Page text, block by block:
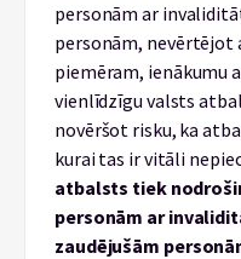
personām ar
personām, nevērtējot
piemēram, ienākumu
vienlīdzīgu valsts
novēršot risku, ka
kurai tas ir vitāli
atbalsts tiek
personām ar
zaudējušām